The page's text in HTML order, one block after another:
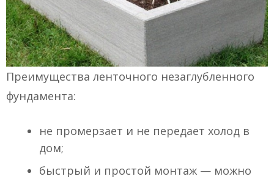
Преимущества ленточного незаглубленного
фундамента:
не промерзает и не передает холод в
дом;
быстрый и простой монтаж — можно